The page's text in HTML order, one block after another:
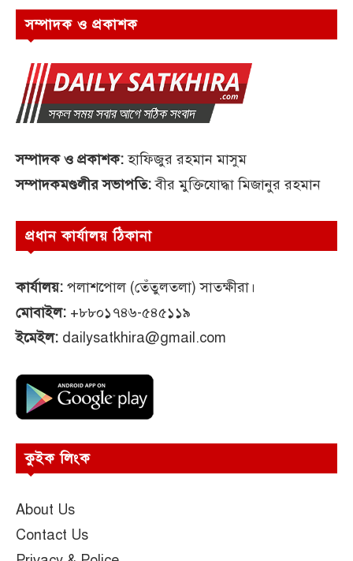
সম্পাদক ও প্রকাশক
সম্পাদক ও প্রকাশক:হাফিজুর রহমান মাসুম
সম্পাদকমণ্ডলীর সভাপতি:বীর মুক্তিযোদ্ধা মিজানুর রহমান
প্রধান কার্যালয় ঠিকানা
কার্যালয়: পলাশপোল (তেঁতুলতলা) সাতক্ষীরা।
মোবাইল: +৮৮০১৭৪৬-৫৪৫১১৯
ইমেইল: dailysatkhira@gmail.com
কুইক লিংক
About Us
Contact Us